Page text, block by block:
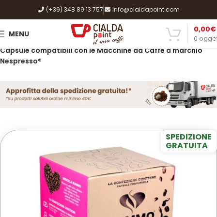
(+39) 348 89 13 757 info@cialdapoint.com
MENU 0
0,00€
Home
Caffè, Cialde e Capsule
Capsule compatibili con le Macchine da Caffè a marchio
Nespresso®
SPEDIZIONE
GRATUITA